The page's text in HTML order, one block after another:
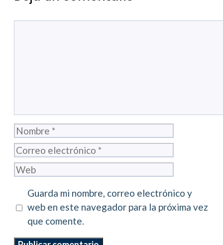
Nombre
Correo
electrónico
Web
Guarda mi nombre, correo electrónico y
web en este navegador para la próxima vez
que comente.